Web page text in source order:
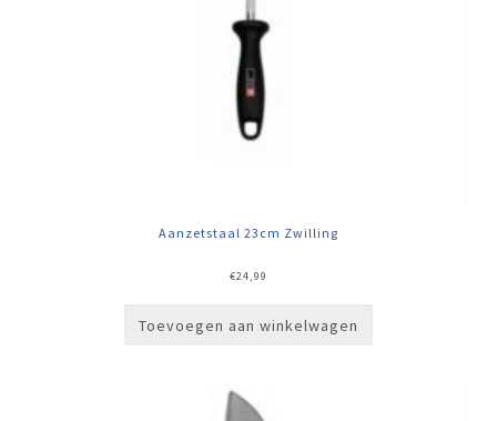
Aanzetstaal 23cm Zwilling
€24,99
Toevoegen aan winkelwagen